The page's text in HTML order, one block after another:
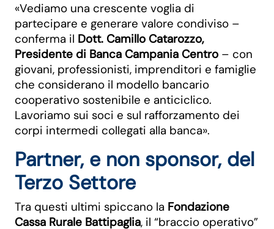
«Vediamo una crescente voglia di
partecipare e generare valore condiviso –
conferma il Dott. Camillo Catarozzo,
Presidente di Banca Campania Centro – con
giovani, professionisti, imprenditori e famiglie
che considerano il modello bancario
cooperativo sostenibile e anticiclico.
Lavoriamo sui soci e sul rafforzamento dei
corpi intermedi collegati alla banca».
Partner, e non sponsor, del
Terzo Settore
Tra questi ultimi spiccano la Fondazione
Cassa Rurale Battipaglia, il “braccio operativo”